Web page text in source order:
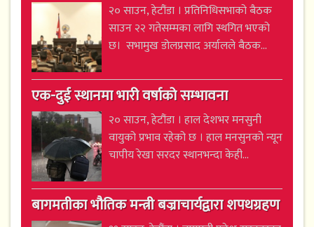
२० साउन, हेटौंडा । प्रतिनिधिसभाको बैठक
साउन २२ गतेसम्मका लागि स्थगित भएको
छ। सभामुख डोलप्रसाद अर्यालले बैठक...
एक-दुई स्थानमा भारी वर्षाको सम्भावना
२० साउन, हेटौंडा । हाल देशभर मनसुनी
वायुको प्रभाव रहेको छ । हाल मनसुनको न्यून
चापीय रेखा सरदर स्थानभन्दा केही...
बागमतीका भौतिक मन्त्री बज्राचार्यद्वारा शपथग्रहण